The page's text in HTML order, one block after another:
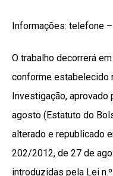
Informações: telefone
O trabalho decorrerá
conforme estabelecido
Investigação,
agosto (Estatuto do
alterado e republicado
202/2012, de 27 de
introduzidas pela Lei